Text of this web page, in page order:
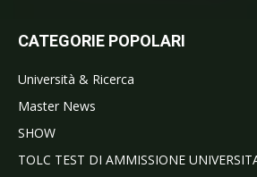
CATEGORIE POPOLARI
Università & Ricerca
Master News
SHOW
TOLC TEST DI AMMISSIONE